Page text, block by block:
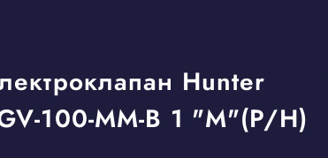
Hunter
100-MM-B 1 "M"(P/H)